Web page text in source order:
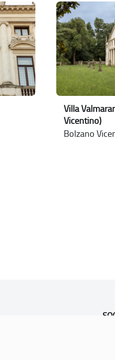
Villa
Vicentino)
Bolzano